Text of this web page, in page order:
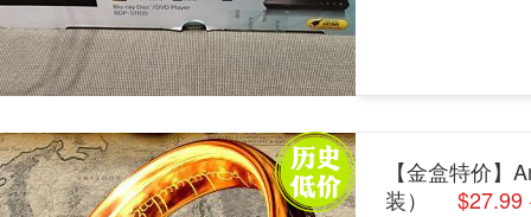
【金盒特价
装）
$27.99